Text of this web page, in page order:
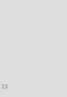
13